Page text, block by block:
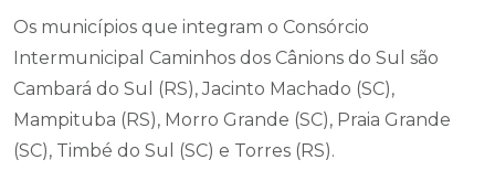
Os municípios que integram o Consórcio
Intermunicipal Caminhos dos Cânions do Sul são
Cambará do Sul (RS), Jacinto Machado (SC),
Mampituba (RS), Morro Grande (SC), Praia Grande
(SC), Timbé do Sul (SC) e Torres (RS).